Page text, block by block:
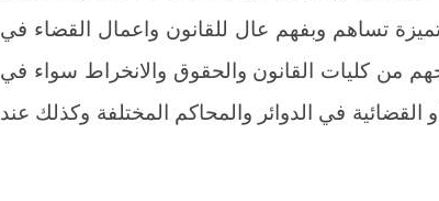
تساهم وبفهم عال للقانون واعمال القضاء في
من كليات القانون والحقوق والانخراط سواء في
القضائية في الدوائر والمحاكم المختلفة وكذلك عند